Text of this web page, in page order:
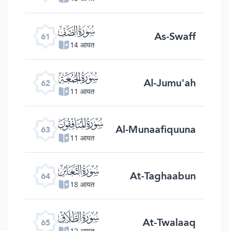
61 ﯪ
14 आयत As-Swaff
62 ﯫ
11 आयत Al-Jumu'ah
63 ﯬ
11 आयत Al-Munaafiquuna
64 ﯭ
18 आयत At-Taghaabun
65 ﯮ At-Twalaaq